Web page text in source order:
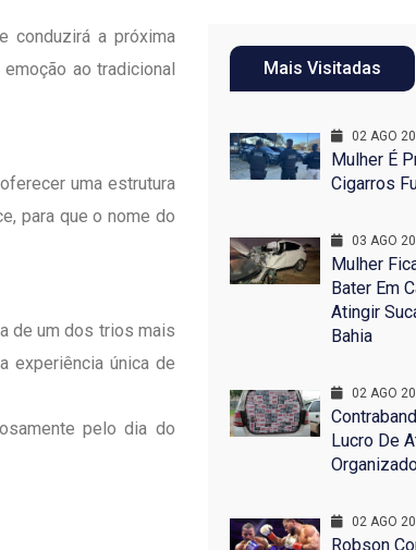
conduzirá a próxima
ao tradicional
uma estrutura
para que o nome do
de um dos trios mais
experiência única de
pelo dia do
Mais Visitadas
02 AGO
Mulher É
Cigarros
03 AGO
Mulher
Bater Em
Atingir
Bahia
02 AGO
Lucro De
02 AGO
Robson